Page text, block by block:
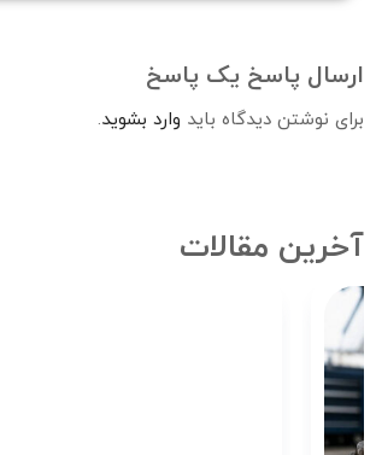
ارسال پاسخ یک پاسخ
برای نوشتن دیدگاه باید وارد بشوید.
آخرین مقالات